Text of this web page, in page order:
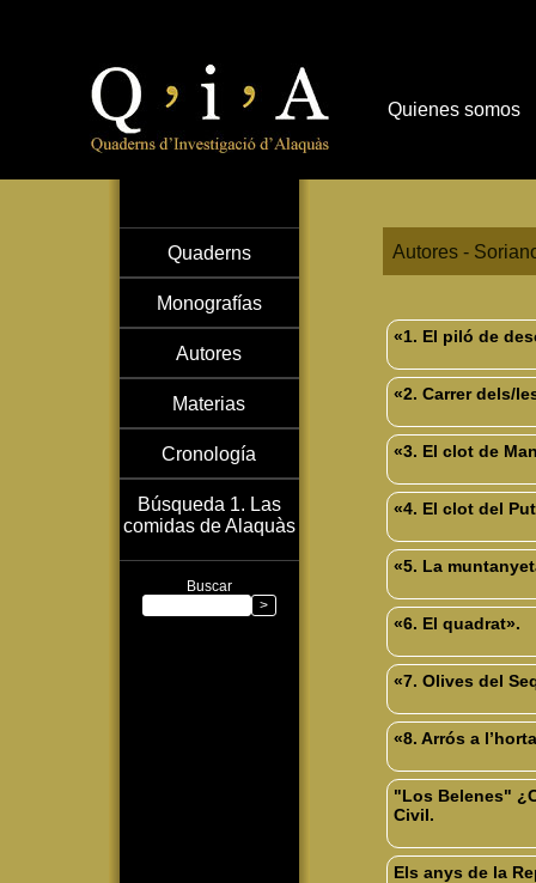
Quaderns
Monografías
Autores
Materias
Cronología
Búsqueda 1. Las
comidas de Alaquàs
Buscar
Autores -
«1. El piló de
«2. Carrer dels/
«3. El clot de
«4. El clot del
«5. La
«6. El quadrat».
«7. Olives del
«8. Arrós a
"Los Belenes"
Civil.
Els anys de la
Quienes somos